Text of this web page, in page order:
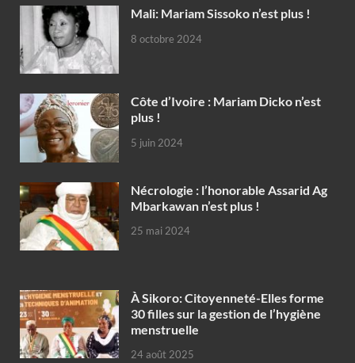
Mali: Mariam Sissoko n’est plus !
8 octobre 2024
Côte d’Ivoire : Mariam Dicko n’est
plus !
5 juin 2024
Nécrologie : l’honorable Assarid Ag
Mbarkawan n’est plus !
25 mai 2024
À Sikoro: Citoyenneté-Elles forme
30 filles sur la gestion de l’hygiène
menstruelle
24 août 2025